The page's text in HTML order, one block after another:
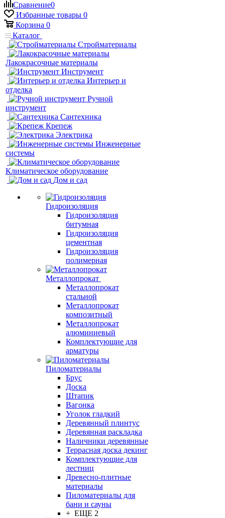
Сравнение0
Избранные товары 0
Корзина 0
Каталог
Стройматериалы
Лакокрасочные материалы
Инструмент
Интерьер и
отделка
Ручной
инструмент
Сантехника
Крепеж
Электрика
Инженерные
системы
Климатическое оборудование
Дом и сад
Гидроизоляция
Гидроизоляция
битумная
Гидроизоляция
цементная
Гидроизоляция
полимерная
Металлопрокат
Металлопрокат
стальной
Металлопрокат
композитный
Металлопрокат
алюминиевый
Комплектующие для
арматуры
Пиломатериалы
Брус
Доска
Штапик
Вагонка
Уголок гладкий
Деревянный плинтус
Деревянная раскладка
Наличники деревянные
Террасная доска декинг
Комплектующие для
лестниц
Древесно-плитные
материалы
Пиломатериалы для
бани и сауны
+ ЕЩЕ 2